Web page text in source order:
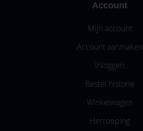
Account
Mijn account
Account aanmaken
Inloggen
Bestel historie
Winkelwagen
Herroeping